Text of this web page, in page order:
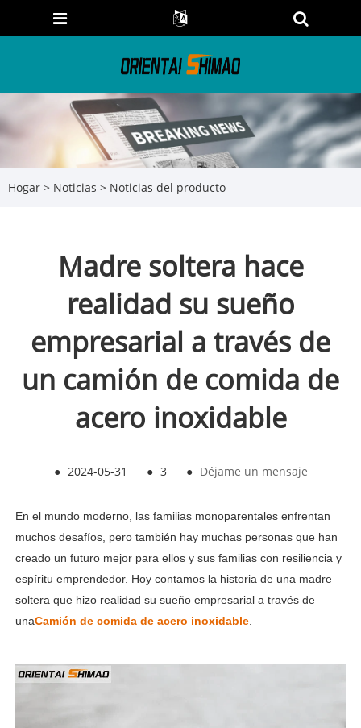
Hogar > Noticias > Noticias del producto
Madre soltera hace
realidad su sueño
empresarial a través de
un camión de comida de
acero inoxidable
● 2024-05-31 ● 3 ● Déjame un mensaje
En el mundo moderno, las familias monoparentales enfrentan
muchos desafíos, pero también hay muchas personas que han
creado un futuro mejor para ellos y sus familias con resiliencia y
espíritu emprendedor. Hoy contamos la historia de una madre
soltera que hizo realidad su sueño empresarial a través de
unaCamión de comida de acero inoxidable.